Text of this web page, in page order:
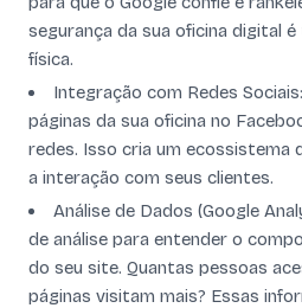
segurança da sua oficina digital
física.
Integração com Redes
páginas da sua oficina no
redes. Isso cria um ecossistema
a interação com seus clientes.
Análise de Dados (Google
de análise para entender o
do seu site. Quantas pessoas
páginas visitam mais? Essas